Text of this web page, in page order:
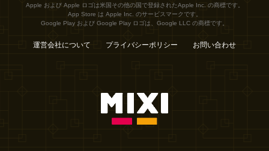
Apple および Apple ロゴは米国その他の国で登録されたApple Inc. の商標です。
App Store は Apple Inc. のサービスマークです。
Google Play および Google Play ロゴは、Google LLC の商標です。
運営会社について プライバシーポリシー お問い合わせ